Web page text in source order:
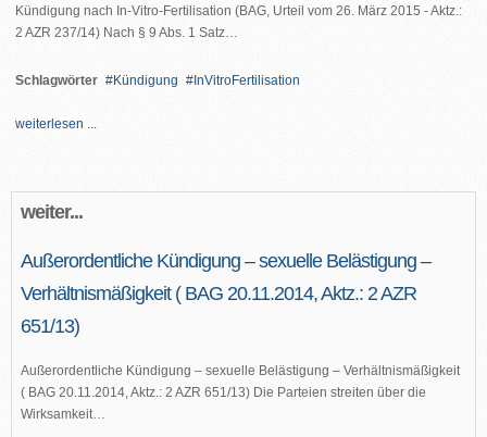
Kündigung nach In-Vitro-Fertilisation (BAG, Urteil vom 26. März 2015 - Aktz.:
2 AZR 237/14) Nach § 9 Abs. 1 Satz…
Schlagwörter Kündigung InVitroFertilisation
weiterlesen ...
weiter...
Außerordentliche Kündigung – sexuelle Belästigung –
Verhältnismäßigkeit ( BAG 20.11.2014, Aktz.: 2 AZR
651/13)
Außerordentliche Kündigung – sexuelle Belästigung – Verhältnismäßigkeit
( BAG 20.11.2014, Aktz.: 2 AZR 651/13) Die Parteien streiten über die
Wirksamkeit…